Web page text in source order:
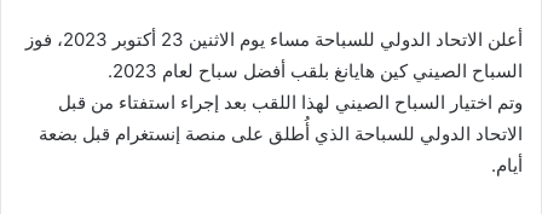
أعلن الاتحاد الدولي للسباحة مساء يوم الاثنين 23 أكتوبر 2023، فوز
السباح الصيني كين هايانغ بلقب أفضل سباح لعام 2023.
وتم اختيار السباح الصيني لهذا اللقب بعد إجراء استفتاء من قبل
الاتحاد الدولي للسباحة الذي أُطلق على منصة إنستغرام قبل بضعة
أيام.